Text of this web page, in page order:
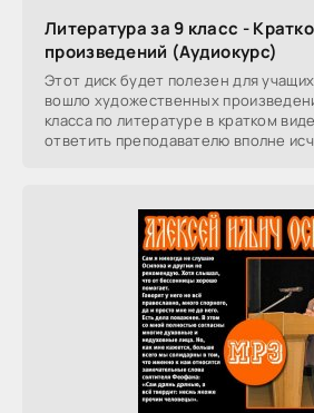
Литература за 9 класс -
произведений (Аудиокурс)
Этот диск будет полезен для
вошло художественных
класса по литературе в кратком
ответить преподавателю вполне